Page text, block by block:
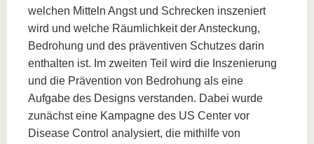
welchen Mitteln Angst und Schrecken inszeniert
wird und welche Räumlichkeit der Ansteckung,
Bedrohung und des präventiven Schutzes darin
enthalten ist. Im zweiten Teil wird die Inszenierung
und die Prävention von Bedrohung als eine
Aufgabe des Designs verstanden. Dabei wurde
zunächst eine Kampagne des US Center vor
Disease Control analysiert, die mithilfe von